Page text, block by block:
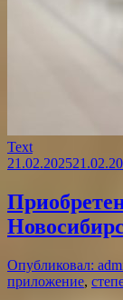
Text
21.02.2025
Опубликовал:
приложение,